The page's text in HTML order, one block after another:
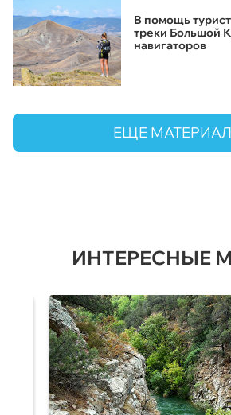
В помощь
треки Большой
навигаторов
ЕЩЕ
ИНТЕРЕСНЫЕ